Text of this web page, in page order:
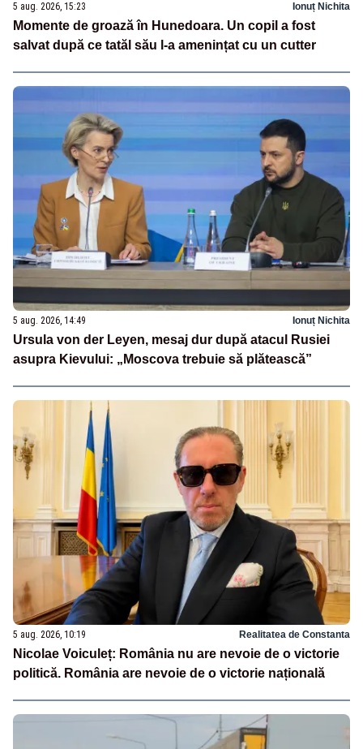
5 aug. 2026, 15:23 Ionuț Nichita
Momente de groază în Hunedoara. Un copil a fost
salvat după ce tatăl său l-a amenințat cu un cutter
5 aug. 2026, 14:49 Ionuț Nichita
Ursula von der Leyen, mesaj dur după atacul Rusiei
asupra Kievului: „Moscova trebuie să plătească”
5 aug. 2026, 10:19 Realitatea de Constanta
Nicolae Voiculeț: România nu are nevoie de o victorie
politică. România are nevoie de o victorie națională